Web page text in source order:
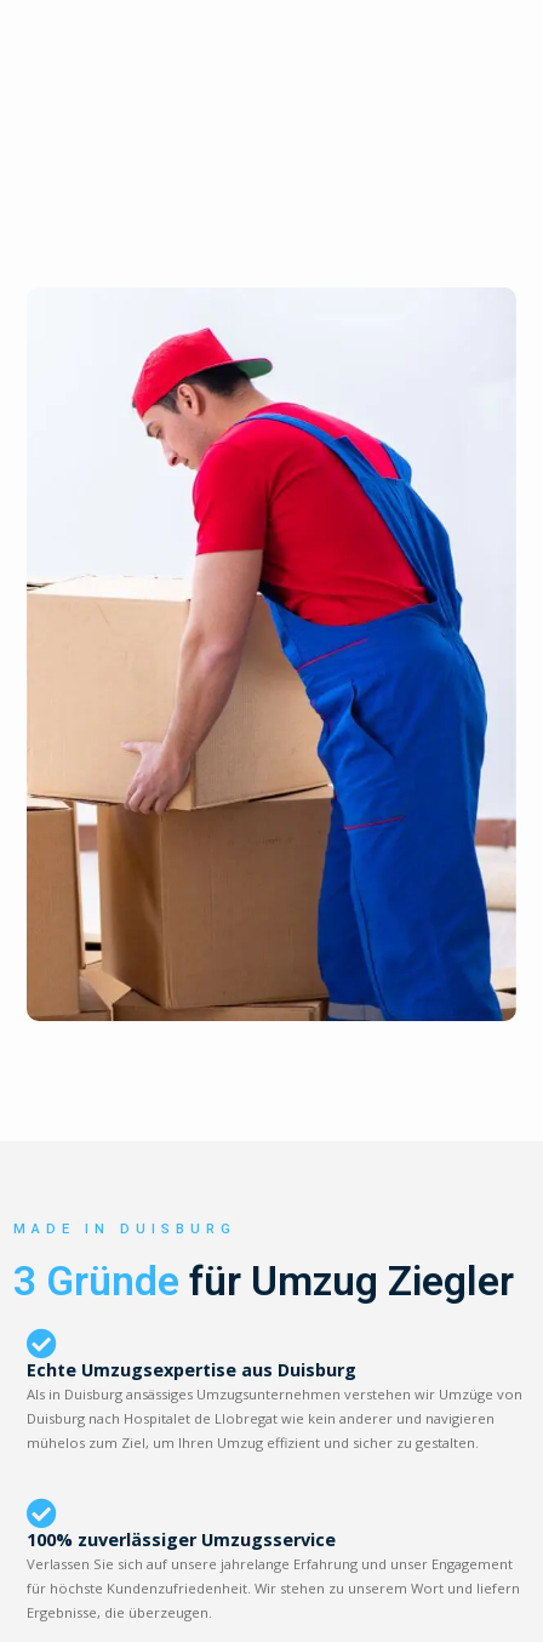
MADE IN DUISBURG
3 Gründe für Umzug Ziegler
Echte Umzugsexpertise aus Duisburg
Als in Duisburg ansässiges Umzugsunternehmen verstehen wir Umzüge von
Duisburg nach Hospitalet de Llobregat wie kein anderer und navigieren
mühelos zum Ziel, um Ihren Umzug effizient und sicher zu gestalten.
100% zuverlässiger Umzugsservice
Verlassen Sie sich auf unsere jahrelange Erfahrung und unser Engagement
für höchste Kundenzufriedenheit. Wir stehen zu unserem Wort und liefern
Ergebnisse, die überzeugen.